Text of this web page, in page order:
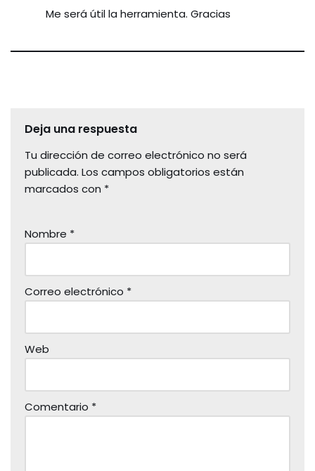
Me será útil la herramienta. Gracias
Deja una respuesta
Tu dirección de correo electrónico no será
publicada. Los campos obligatorios están
marcados con *
Nombre *
Correo electrónico *
Web
Comentario *